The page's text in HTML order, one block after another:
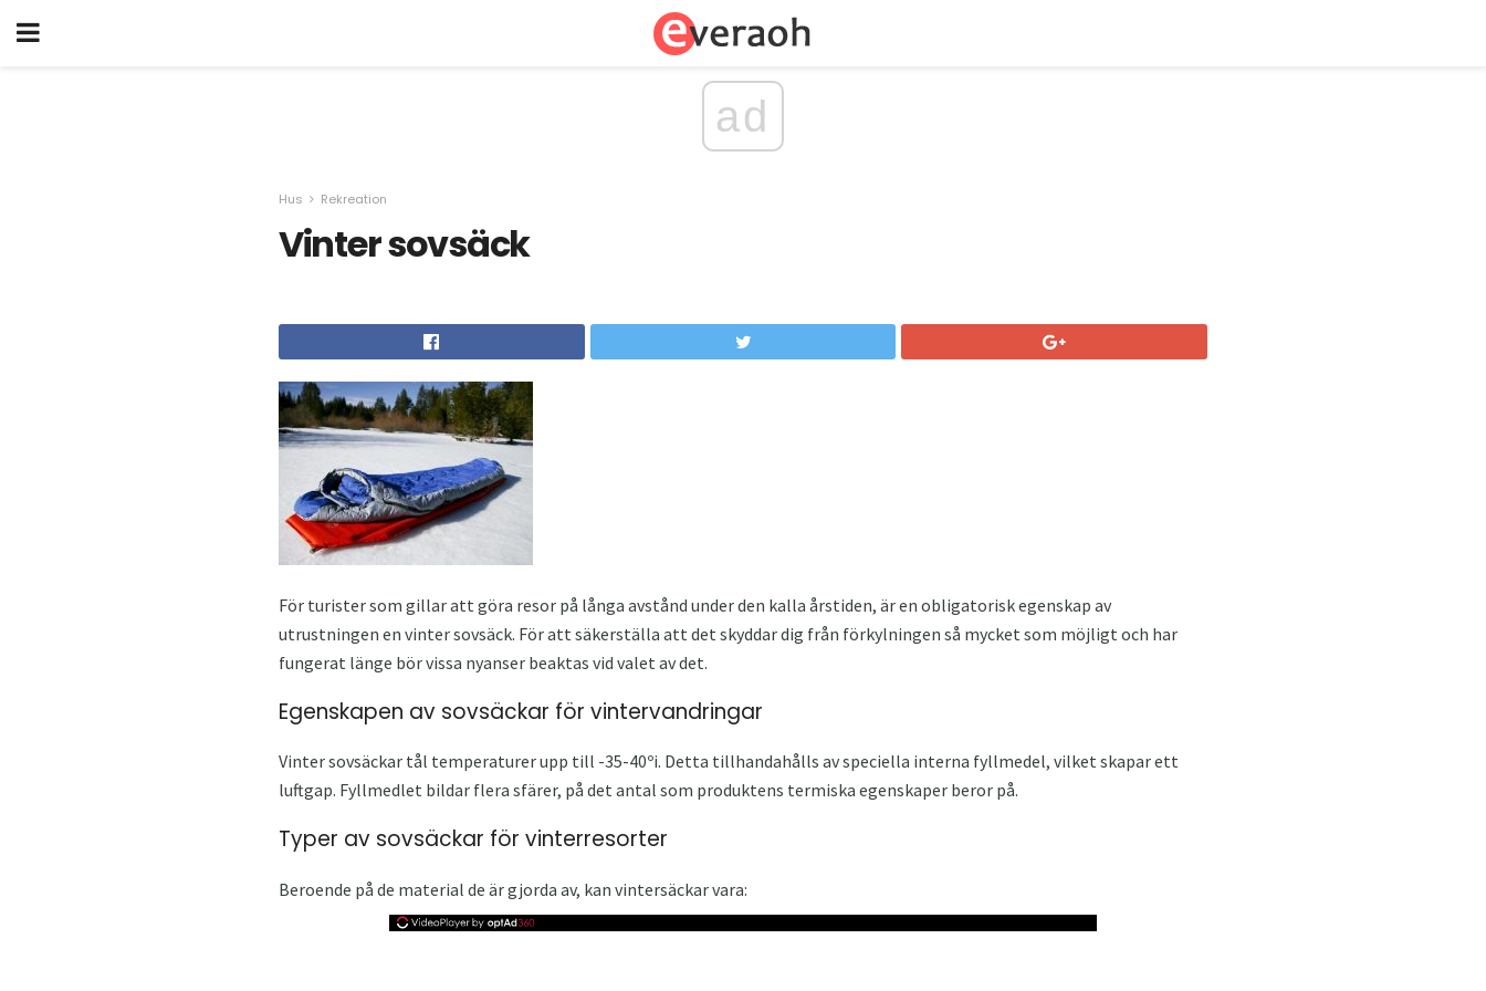
ad
Hus Rekreation
Vinter sovsäck
För turister som gillar att göra resor på långa avstånd under den kalla årstiden, är en obligatorisk egenskap av
utrustningen en vinter sovsäck. För att säkerställa att det skyddar dig från förkylningen så mycket som möjligt och har
fungerat länge bör vissa nyanser beaktas vid valet av det.
Egenskapen av sovsäckar för vintervandringar
Vinter sovsäckar tål temperaturer upp till -35-40ºі. Detta tillhandahålls av speciella interna fyllmedel, vilket skapar ett
luftgap. Fyllmedlet bildar flera sfärer, på det antal som produktens termiska egenskaper beror på.
Typer av sovsäckar för vinterresorter
Beroende på de material de är gjorda av, kan vintersäckar vara: